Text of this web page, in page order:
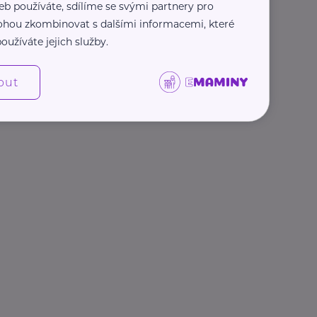
používáte, sdílíme se svými partnery pro
zkombinovat s dalšími informacemi, které
jejich služby.